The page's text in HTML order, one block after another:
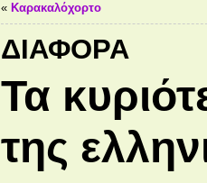
« Καρακαλόχορτο
ΔΙΆΦΟΡΑ
Τα
της